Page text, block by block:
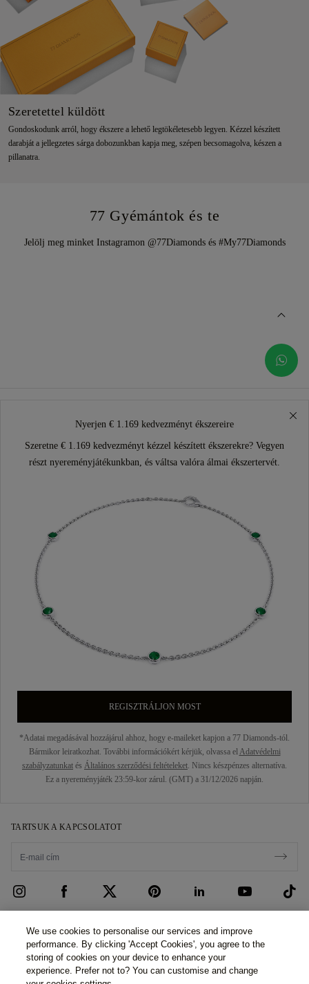
Szeretettel küldött
Gondoskodunk arról, hogy ékszere a lehető legtökéletesebb legyen. Kézzel készített
darabját a jellegzetes sárga dobozunkban kapja meg, szépen becsomagolva, készen a
pillanatra.
77 Gyémántok és te
Jelölj meg minket Instagramon @77Diamonds és #My77Diamonds
Nyerjen € 1.169 kedvezményt ékszereire
Szeretne € 1.169 kedvezményt kézzel készített ékszerekre? Vegyen
részt nyereményjátékunkban, és váltsa valóra álmai ékszertervét.
REGISZTRÁLJON MOST
*Adatai megadásával hozzájárul ahhoz, hogy e-maileket kapjon a 77 Diamonds-tól.
Bármikor leiratkozhat. További információkért kérjük, olvassa elAdatvédelmi
szabályzatunkat és Általános szerződési feltételeket. Nincs készpénzes alternatíva.
Ez a nyereményjáték 23:59-kor zárul. (GMT) a 31/12/2026 napján.
TARTSUK A KAPCSOLATOT
ÜGYFÉLSZOLGÁLAT
Kapcsolatfelvétel
Foglaljon időpontot
RÓLUNK
Történetünk
JOGI ÉS ADATVÉDELMI
We use cookies to personalise our services and improve
performance. By clicking 'Accept Cookies', you agree to the
storing of cookies on your device to enhance your
experience. Prefer not to? You can customise and change